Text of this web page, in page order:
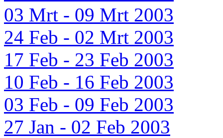
03 Mrt - 09 Mrt 2003
24 Feb - 02 Mrt 2003
17 Feb - 23 Feb 2003
10 Feb - 16 Feb 2003
03 Feb - 09 Feb 2003
27 Jan - 02 Feb 2003